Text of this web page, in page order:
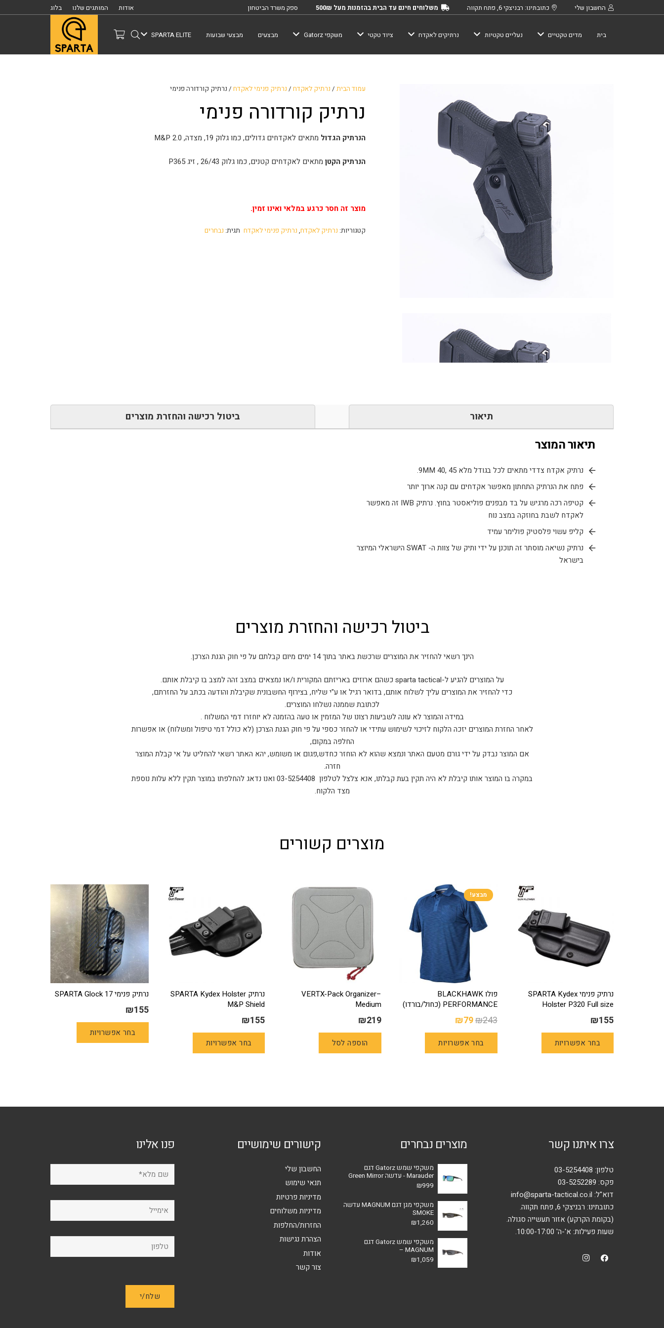
החשבון שלי כתובתינו: רבניצקי 6, פתח תקווה משלוחים חינם עד הבית בהזמנות מעל 500₪ ספק משרד הביטחון אודות המותגים שלנו בלוג
בית מדים טקטיים נעליים טקטיות נרתיקים לאקדח ציוד טקטי משקפי Gatorz מבצעים מבצעי שבועות SPARTA ELITE
עמוד הבית/ נרתיק לאקדח/ נרתיק פנימי לאקדח/ נרתיק קורדורה פנימי
נרתיק קורדורה פנימי
הנרתיק הגדול מתאים לאקדחים גדולים, כמו גלוק 19, מצדה, M&P 2.0
הנרתיק הקטןמתאים לאקדחים קטנים, כמו גלוק 26/43 , זיג P365
מוצר זה חסר כרגע במלאי ואינו זמין.
קטגוריות: נרתיק לאקדח, נרתיק פנימי לאקדח תגית: נבחרים
תיאור ביטול רכישה והחזרת מוצרים
תיאור המוצר
נרתיק אקדח צדדי מתאים לכל בגודל מלא 9MM 40, 45.
פתח את הנרתיק התחתון מאפשר אקדחים עם קנה ארוך יותר
קטיפה רכה מרגיש על בד מבפנים פוליאסטר בחוץ. נרתיק IWB זה מאפשר
לאקדח לשבת בחוזקה במצב נוח
קליפ עשוי פלסטיק פולימר עמיד
נרתיק נשיאה מוסתר זה תוכנן על ידי ותיק של צוות ה- SWAT הישראלי המיוצר
בישראל
ביטול רכישה והחזרת מוצרים
הינך רשאי להחזיר את המוצרים שרכשת באתר בתוך 14 ימים מיום קבלתם על פי חוק הגנת הצרכן.
על המוצרים להגיע ל-sparta tactical כשהם ארוזים באריזתם המקורית ו/או נמצאים במצב זהה למצב בו קיבלת אותם.
כדי להחזיר את המוצרים עליך לשלוח אותם, בדואר רגיל או ע"י שליח, בצירוף החשבונית שקיבלת והודעה בכתב על החזרתם,
לכתובת שממנה נשלחו המוצרים.
במידה והמוצר לא עונה לשביעות רצונו של המזמין או טעה בהזמנה לא יוחזרו דמי המשלוח .
לאחר החזרת המוצרים יזכה הלקוח לזיכוי לשימוש עתידי או להחזר כספי על פי חוק הגנת הצרכן (לא כולל דמי טיפול ומשלוח) או אפשרות
החלפה במקום,
אם המוצר נבדק על ידי גורם מטעם האתר ונמצא שהוא לא הוחזר כחדש,פגום או משומש, יהא האתר רשאי להחליט על אי קבלת המוצר
חזרה.
במקרה בו המוצר אותו קיבלת לא היה תקין בעת קבלתו, אנא צלצל לטלפון 03-5254408 ואנו נדאג להחלפתו במוצר תקין ללא עלות נוספת
מצד הלקוח.
מוצרים קשורים
נרתיק פנימי SPARTA Kydex
Holster P320 Full size
₪155
בחר אפשרויות
לבחור
מבצע!
פולו BLACKHAWK
PERFORMANCE (כחול/בורדו)
₪243
המחיר
המקורי
היה:
₪243.
₪79
הנוכחי
הוא:
₪79.
בחר אפשרויות
לבחור
בעמוד
VERTX-Pack Organizer–
Medium
₪219
הוספה לסל
נרתיק SPARTA Kydex Holster
M&P Shield
₪155
בחר אפשרויות
לבחור
בעמוד
נרתיק פנימי 17 SPARTA Glock
₪155
בחר אפשרויות
את
צרו איתנו קשר
טלפון: 03-5254408
פקס: 03-5252289
דוא"ל: info@sparta-tactical.co.il
כתובתינו: רבניצקי 6, פתח תקווה.
(בקומת הקרקע) אזור תעשייה סגולה.
שעות פעילות: א'-ה' 10:00-17:00.
מוצרים נבחרים
משקפי שמש Gatorz דגם
Marauder - עדשה Green Mirror
₪999
משקפי מגן דגם MAGNUM עדשה
SMOKE
₪1,260
משקפי שמש Gatorz דגם
MAGNUM –
₪1,059
קישורים שימושיים
החשבון שלי
תנאי שימוש
מדיניות פרטיות
מדיניות משלוחים
החזרות/החלפות
הצהרת נגישות
אודות
צור קשר
פנו אלינו